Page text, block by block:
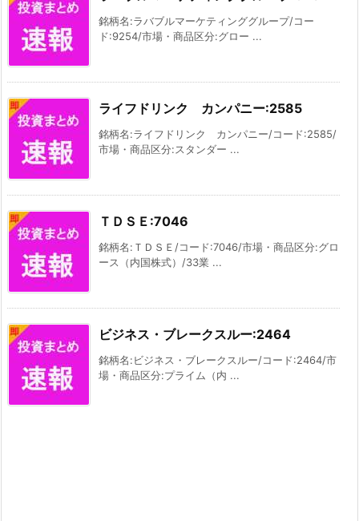
銘柄名:ラバブルマーケティンググループ/コー
ド:9254/市場・商品区分:グロー ...
ライフドリンク カンパニー:2585
銘柄名:ライフドリンク カンパニー/コード:2585/
市場・商品区分:スタンダー ...
ＴＤＳＥ:7046
銘柄名:ＴＤＳＥ/コード:7046/市場・商品区分:グロ
ース（内国株式）/33業 ...
ビジネス・ブレークスルー:2464
銘柄名:ビジネス・ブレークスルー/コード:2464/市
場・商品区分:プライム（内 ...